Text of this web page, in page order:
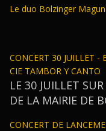
Le duo Bolzinger
CONCERT 30 JUILLET -
CIE TAMBOR Y CANTO
LE 30 JUILLET SUR
DE LA MAIRIE DE
CONCERT DE